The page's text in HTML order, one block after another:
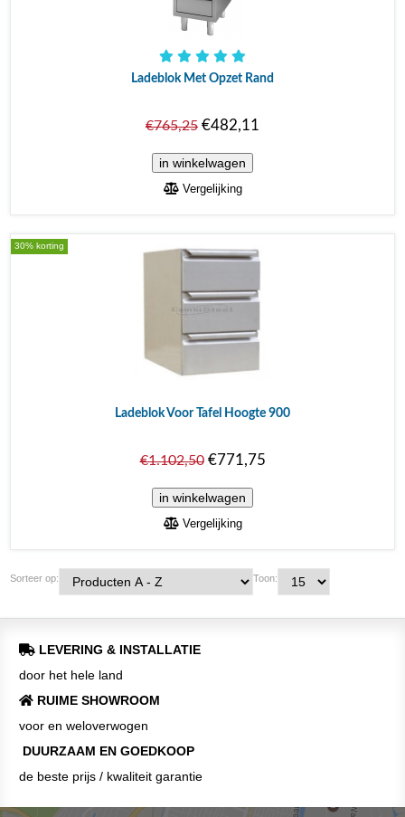
Ladeblok Met Opzet Rand
€765,25 €482,11
Vergelijking
30% korting
Ladeblok Voor Tafel Hoogte 900
€1.102,50€771,75
Vergelijking
Sorteer op: Toon:
LEVERING & INSTALLATIE
door het hele land
RUIME SHOWROOM
voor en weloverwogen
DUURZAAM EN GOEDKOOP
de beste prijs / kwaliteit garantie